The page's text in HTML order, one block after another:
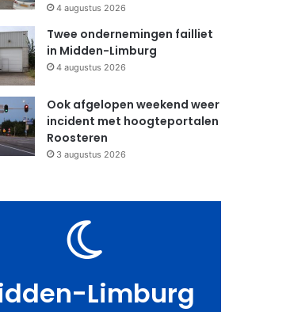
4 augustus 2026
Twee ondernemingen failliet
in Midden-Limburg
4 augustus 2026
Ook afgelopen weekend weer
incident met hoogteportalen
Roosteren
3 augustus 2026
Limburg